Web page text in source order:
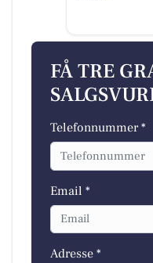
FÅ TRE
Telefonnummer *
Email *
Adresse *